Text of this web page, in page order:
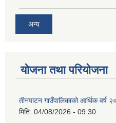
अन्य
योजना तथा परियोजना
तीनपाटन गाउँपालिकाको आर्थिक वर्ष
मिति: 04/08/2026 - 09:30